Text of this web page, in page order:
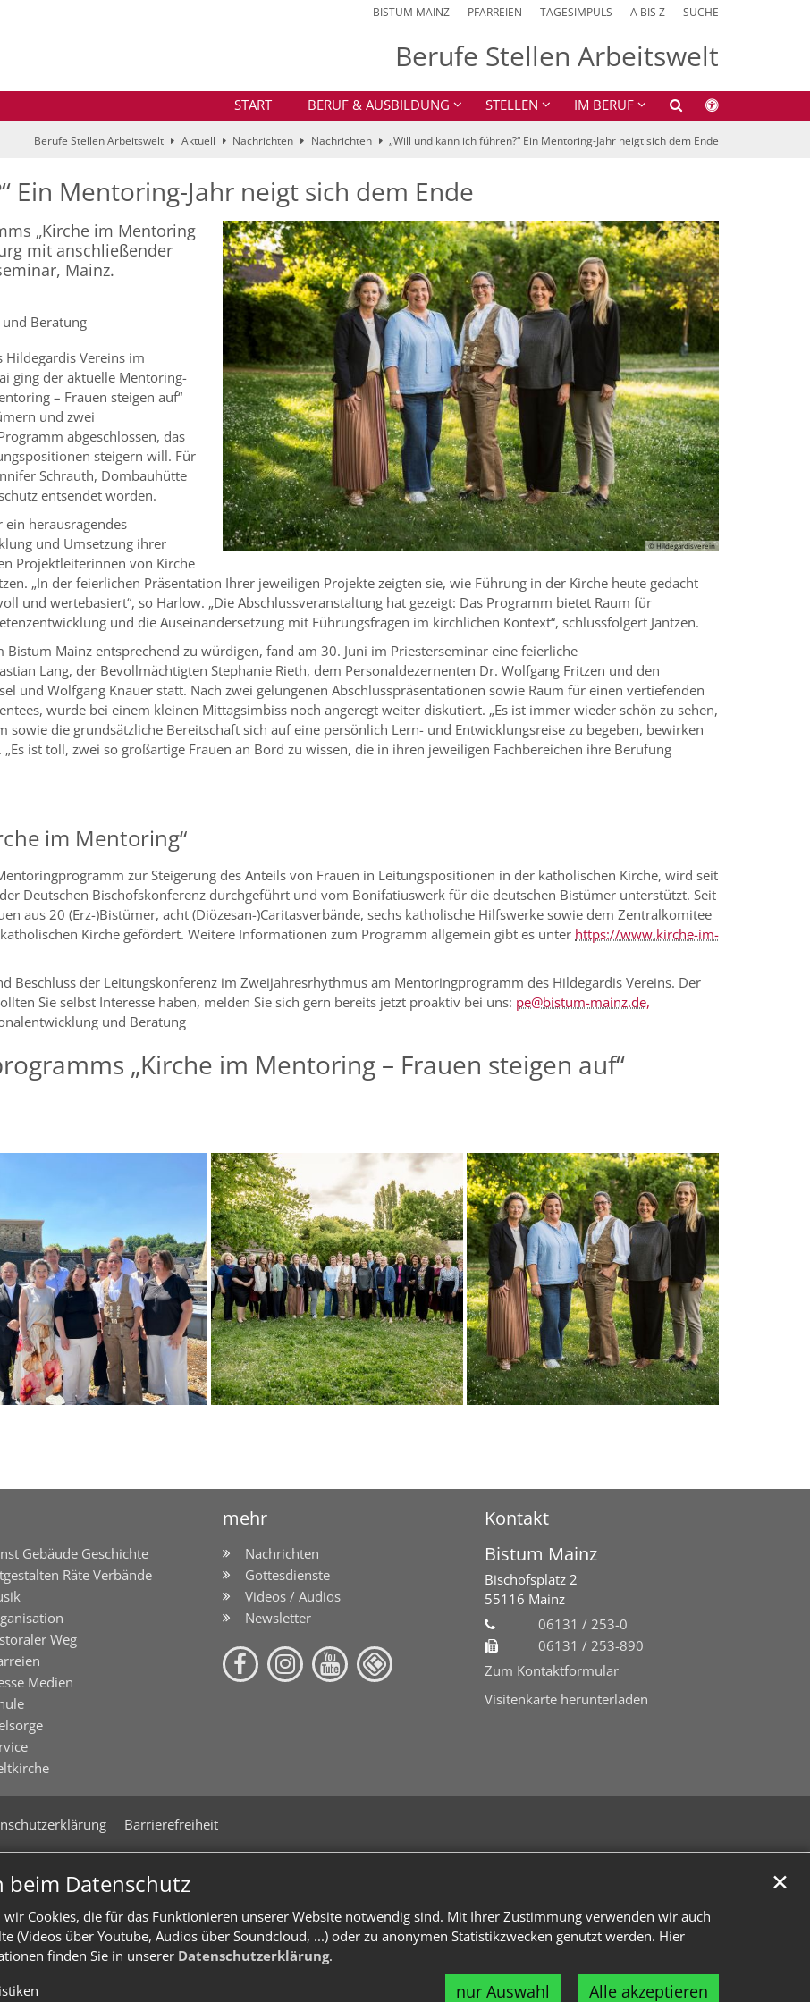
beim Datenschutz
Cookies, die für das Funktionieren unserer Website notwendig sind. Mit Ihrer Zustimmung verwenden wir auch
(Videos über Youtube, Audios über Soundcloud, ...) oder zu anonymen Statistikzwecken genutzt werden. Hier
finden Sie in unserer Datenschutzerklärung.
nur Auswahl Alle akzeptieren
✕
BISTUM MAINZ PFARREIEN TAGESIMPULS A BIS Z SUCHE
Berufe Stellen Arbeitswelt
START BERUF & AUSBILDUNG STELLEN IM BERUF
Berufe Stellen Arbeitswelt Aktuell Nachrichten Nachrichten „Will und kann ich führen?“ Ein Mentoring-Jahr neigt sich dem Ende
Ein Mentoring-Jahr neigt sich dem Ende
© Hildegardisverein
„Kirche im Mentoring
mit anschließender
Mainz.
Beratung
Hildegardis Vereins im
ging der aktuelle Mentoring-
– Frauen steigen auf“
und zwei
abgeschlossen, das
steigern will. Für
Schrauth, Dombauhütte
entsendet worden.
ein herausragendes
und Umsetzung ihrer
Projektleiterinnen von Kirche
„In der feierlichen Präsentation Ihrer jeweiligen Projekte zeigten sie, wie Führung in der Kirche heute gedacht
und wertebasiert“, so Harlow. „Die Abschlussveranstaltung hat gezeigt: Das Programm bietet Raum für
und die Auseinandersetzung mit Führungsfragen im kirchlichen Kontext“, schlussfolgert Jantzen.
Mainz entsprechend zu würdigen, fand am 30. Juni im Priesterseminar eine feierliche
Lang, der Bevollmächtigten Stephanie Rieth, dem Personaldezernenten Dr. Wolfgang Fritzen und den
und Wolfgang Knauer statt. Nach zwei gelungenen Abschlusspräsentationen sowie Raum für einen vertiefenden
wurde bei einem kleinen Mittagsimbiss noch angeregt weiter diskutiert. „Es ist immer wieder schön zu sehen,
die grundsätzliche Bereitschaft sich auf eine persönlich Lern- und Entwicklungsreise zu begeben, bewirken
ist toll, zwei so großartige Frauen an Bord zu wissen, die in ihren jeweiligen Fachbereichen ihre Berufung
im Mentoring“
zur Steigerung des Anteils von Frauen in Leitungspositionen in der katholischen Kirche, wird seit
Deutschen Bischofskonferenz durchgeführt und vom Bonifatiuswerk für die deutschen Bistümer unterstützt. Seit
aus 20 (Erz-)Bistümer, acht (Diözesan-)Caritasverbände, sechs katholische Hilfswerke sowie dem Zentralkomitee
Kirche gefördert. Weitere Informationen zum Programm allgemein gibt es unter https://www.kirche-im-
Beschluss der Leitungskonferenz im Zweijahresrhythmus am Mentoringprogramm des Hildegardis Vereins. Der
Sie selbst Interesse haben, melden Sie sich gern bereits jetzt proaktiv bei uns: pe@bistum-mainz.de,
und Beratung
„Kirche im Mentoring – Frauen steigen auf“
mehr Kontakt
Gebäude Geschichte
Räte Verbände
Weg
Medien
Nachrichten
Gottesdienste
Videos / Audios
Newsletter
Bistum Mainz
Bischofsplatz 2
55116 Mainz
06131 / 253-0
06131 / 253-890
Zum Kontaktformular
Visitenkarte herunterladen
Barrierefreiheit